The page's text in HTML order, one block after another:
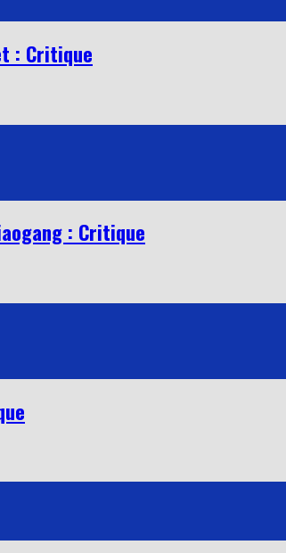
: Critique
: Critique